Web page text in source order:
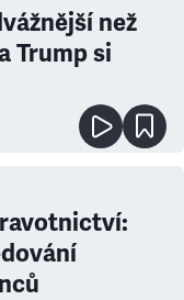
než
Trump si